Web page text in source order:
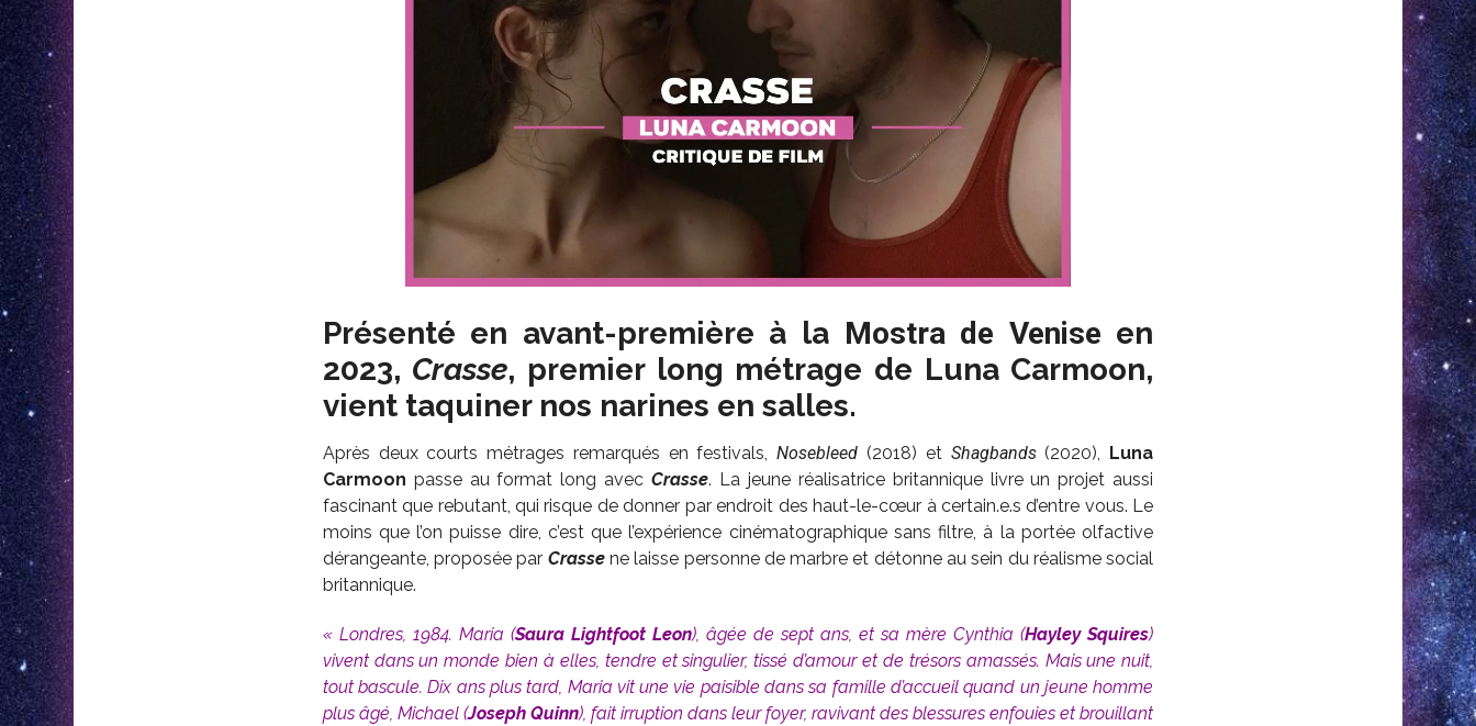
Présenté en avant-première à la Mostra de Venise en
2023, Crasse, premier long métrage de Luna Carmoon,
vient taquiner nos narines en salles.
Après deux courts métrages remarqués en festivals,Nosebleed (2018) et Shagbands(2020),
Luna
Carmoon passe au format long avecCrasse. La jeune réalisatrice britannique livre un projet aussi
fascinant que rebutant, qui risque de donner par endroit des haut-le-cœur à certain.e.s d’entre vous. Le
moins que l’on puisse dire, c’est que l’expérience cinématographique sans filtre, à la portée olfactive
dérangeante, proposée par Crassene laisse personne de marbre et détonne au sein du réalisme social
britannique.
« Londres, 1984. Maria (Saura Lightfoot Leon), âgée de sept ans, et sa mère Cynthia (Hayley Squires)
vivent dans un monde bien à elles, tendre et singulier, tissé d’amour et de trésors amassés. Mais une nuit,
tout bascule. Dix ans plus tard, Maria vit une vie paisible dans sa famille d’accueil quand un jeune homme
plus âgé, Michael (Joseph Quinn), fait irruption dans leur foyer, ravivant des blessures enfouies et brouillant